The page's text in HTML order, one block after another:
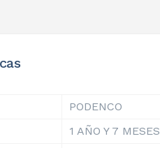
PODENCO
1 AÑO Y 7 MESES